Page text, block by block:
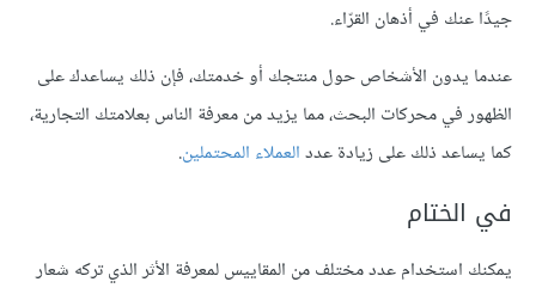
جيدًا عنك في أذهان القرّاء.
عندما يدون الأشخاص حول منتجك أو خدمتك، فإن ذلك يساعدك على
الظهور في محركات البحث، مما يزيد من معرفة الناس بعلامتك التجارية،
كما يساعد ذلك على زيادة عددالعملاء المحتملين.
في الختام
يمكنك استخدام عدد مختلف من المقاييس لمعرفة الأثر الذي تركه شعار